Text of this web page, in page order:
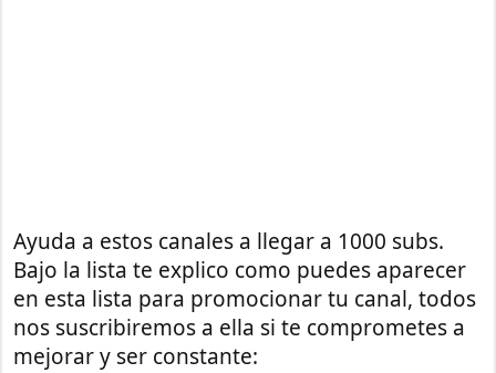
Ayuda a estos canales a llegar a 1000 subs.
Bajo la lista te explico como puedes aparecer
en esta lista para promocionar tu canal, todos
nos suscribiremos a ella si te comprometes a
mejorar y ser constante: